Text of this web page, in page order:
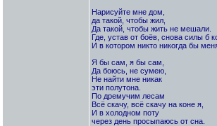
Нарисуйте мне дом,
да такой, чтобы жил,
Да такой, чтобы жить не мешали.
Где, устав от боёв, снова силы б
И в котором никто никогда бы
Я бы сам, я бы сам,
Да боюсь, не сумею,
Не найти мне никак
эти полутона.
По дремучим лесам
Всё скачу, всё скачу на коне я,
И в холодном поту
через день просыпаюсь от сна.